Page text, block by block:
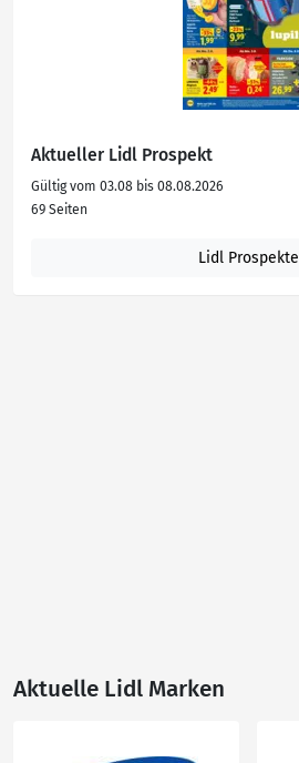
Aktueller Lidl Prospekt
Gültig vom 03.08 bis 08.08.2026
69 Seiten
Lidl Prospekte
Aktuelle Lidl Marken